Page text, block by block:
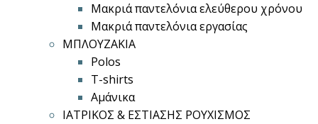
Μακριά παντελόνια ελεύθερου χρόνου
Μακριά παντελόνια εργασίας
ΜΠΛΟΥΖΑΚΙΑ
Polos
T-shirts
Αμάνικα
ΙΑΤΡΙΚΟΣ & ΕΣΤΙΑΣΗΣ ΡΟΥΧΙΣΜΟΣ